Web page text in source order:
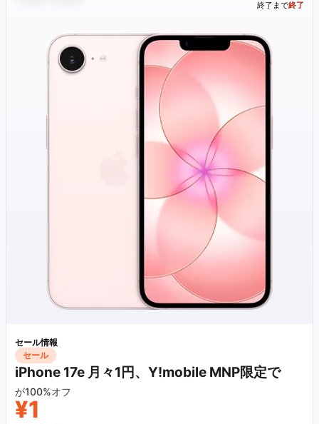
終了まで終了
セール情報
セール
iPhone 17e 月々1円、Y!mobile MNP限定で
が100%オフ
¥1